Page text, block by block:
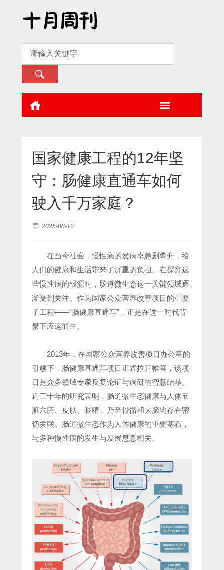
国家健康工程的12年坚
守：肠健康直通车如何
驶入千万家庭？
2025-08-12
在当今社会，慢性病的发病率急剧攀升，给
人们的健康和生活带来了沉重的负担。在探究这
些慢性病的根源时，肠道微生态这一关键领域逐
渐受到关注。作为国家公众营养改善项目的重要
子工程——“肠健康直通车”，正是在这一时代背
景下应运而生。
2013年，在国家公众营养改善项目办公室的
引领下，肠健康直通车项目正式拉开帷幕，该项
目是众多领域专家反复论证与调研的智慧结晶。
近三十年的研究表明，肠道微生态健康与人体五
脏六腑、皮肤、眼睛，乃至骨骼和大脑均存在密
切关联。肠道微生态作为人体健康的重要基石，
与多种慢性病的发生与发展息息相关。